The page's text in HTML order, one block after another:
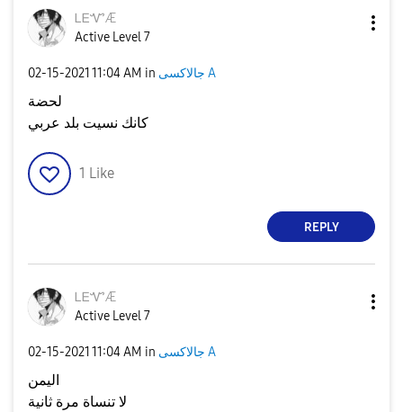
ᏞᎬᏉÆ
Active Level 7
‎02-15-2021 11:04 AM in جالاكسى A
لحضة
كانك نسيت بلد عربي
1 Like
REPLY
ᏞᎬᏉÆ
Active Level 7
‎02-15-2021 11:04 AM in جالاكسى A
اليمن
لا تنساة مرة ثانية